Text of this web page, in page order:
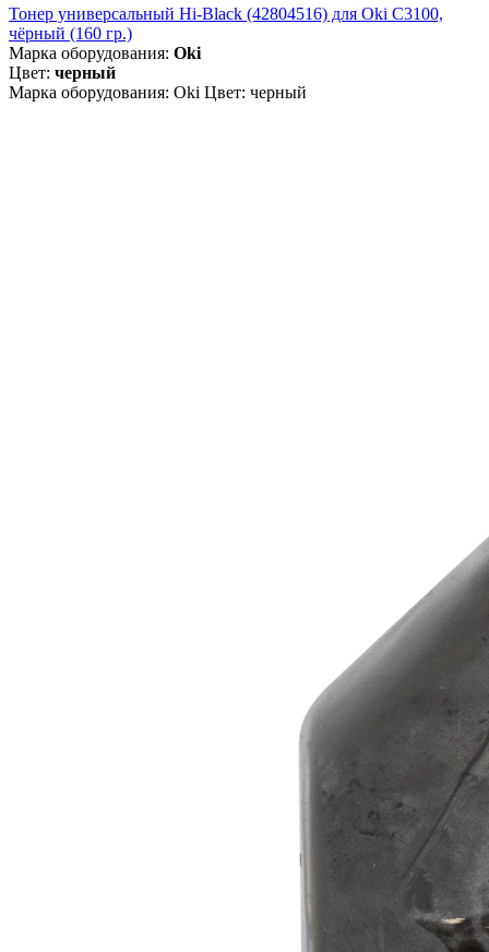
Тонер универсальный Hi-Black (42804516) для Oki С3100,
чёрный (160 гр.)
Марка оборудования: Oki
Цвет: черный
Марка оборудования: Oki Цвет: черный